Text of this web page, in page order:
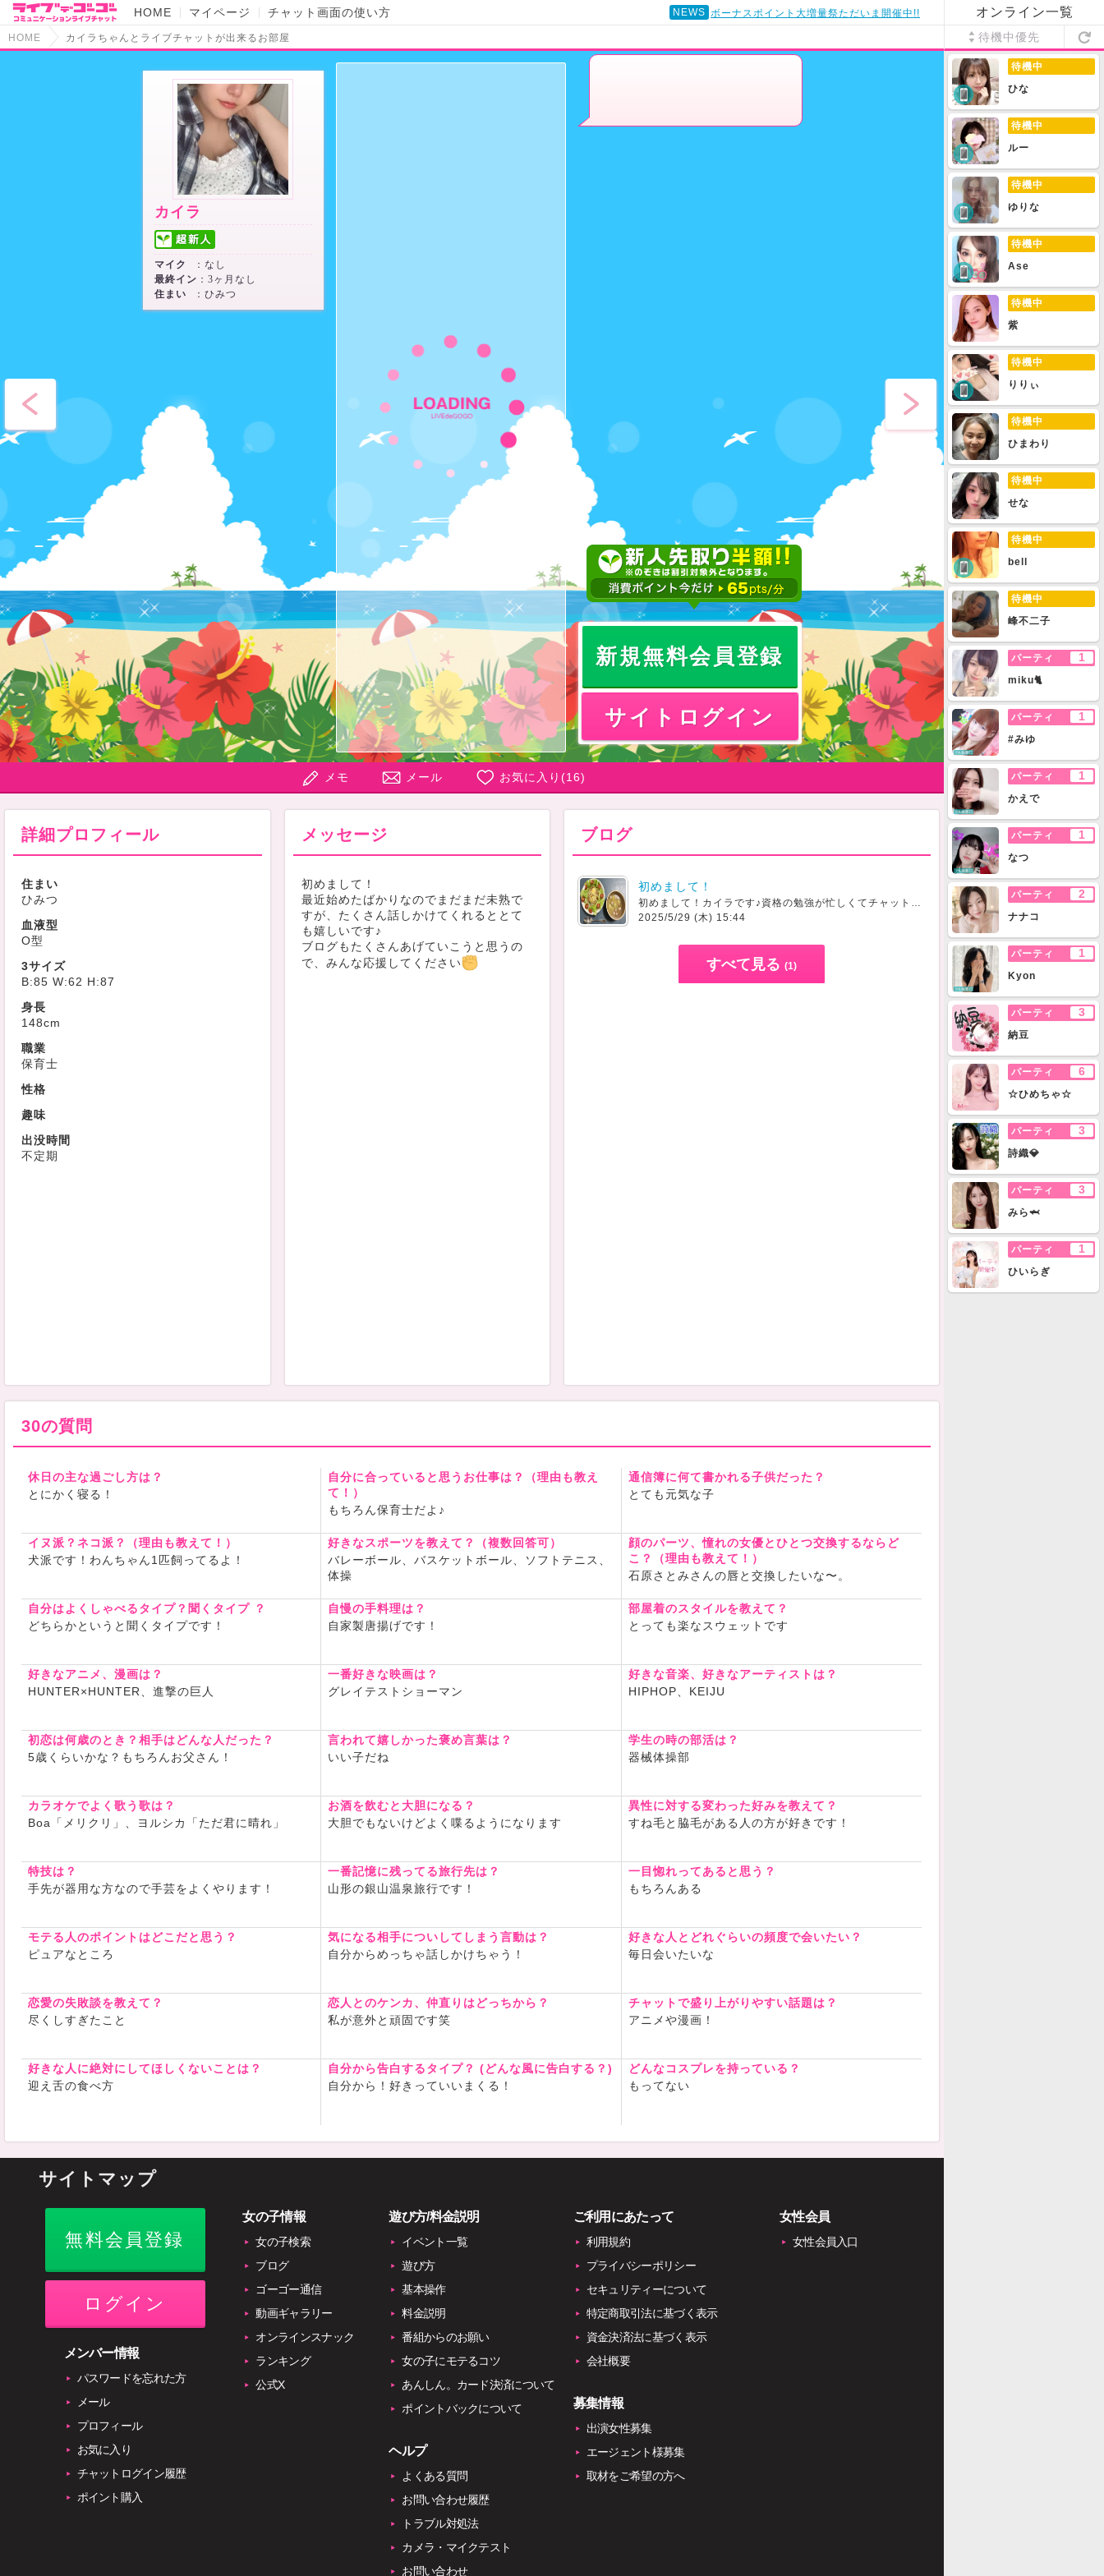
HOME マイページ チャット画面の使い方 NEWS ボーナスポイント大増量祭ただいま開催中!!
HOME カイラちゃんとライブチャットが出来るお部屋
カイラ
マイク
：なし
最終イン ：3ヶ月なし
住まい
：ひみつ
新規無料会員登録
サイトログイン
メモ メール お気に入り(16)
詳細プロフィール
住まい
ひみつ
血液型
O型
3サイズ
B:85 W:62 H:87
身長
148cm
職業
保育士
性格
趣味
出没時間
不定期
メッセージ
初めまして！
最近始めたばかりなのでまだまだ未熟で
すが、たくさん話しかけてくれるととて
も嬉しいです♪
ブログもたくさんあげていこうと思うの
で、みんな応援してください
ブログ
初めまして！
初めまして！カイラです♪資格の勉強が忙しくてチャットできてない
隙間時間にメールは返せ
2025/5/29 (木) 15:44
すべて見る (1)
30の質問
休日の主な過ごし方は？
とにかく寝る！
自分に合っていると思うお仕事は？（理由も教え
て！）
もちろん保育士だよ♪
通信簿に何て書かれる子供だった？
とても元気な子
イヌ派？ネコ派？（理由も教えて！）
犬派です！わんちゃん1匹飼ってるよ！
好きなスポーツを教えて？（複数回答可）
バレーボール、バスケットボール、ソフトテニス、
体操
顔のパーツ、憧れの女優とひとつ交換するならど
こ？（理由も教えて！）
石原さとみさんの唇と交換したいな〜。
自分はよくしゃべるタイプ？聞くタイプ ？
どちらかというと聞くタイプです！
自慢の手料理は？
自家製唐揚げです！
部屋着のスタイルを教えて？
とっても楽なスウェットです
好きなアニメ、漫画は？
HUNTER×HUNTER、進撃の巨人
一番好きな映画は？
グレイテストショーマン
好きな音楽、好きなアーティストは？
HIPHOP、KEIJU
初恋は何歳のとき？相手はどんな人だった？
5歳くらいかな？もちろんお父さん！
言われて嬉しかった褒め言葉は？
いい子だね
学生の時の部活は？
器械体操部
カラオケでよく歌う歌は？
Boa「メリクリ」、ヨルシカ「ただ君に晴れ」
お酒を飲むと大胆になる？
大胆でもないけどよく喋るようになります
異性に対する変わった好みを教えて？
すね毛と脇毛がある人の方が好きです！
特技は？
手先が器用な方なので手芸をよくやります！
一番記憶に残ってる旅行先は？
山形の銀山温泉旅行です！
一目惚れってあると思う？
もちろんある
モテる人のポイントはどこだと思う？
ピュアなところ
気になる相手についしてしまう言動は？
自分からめっちゃ話しかけちゃう！
好きな人とどれぐらいの頻度で会いたい？
毎日会いたいな
恋愛の失敗談を教えて？
尽くしすぎたこと
恋人とのケンカ、仲直りはどっちから？
私が意外と頑固です笑
チャットで盛り上がりやすい話題は？
アニメや漫画！
好きな人に絶対にしてほしくないことは？
迎え舌の食べ方
自分から告白するタイプ？ (どんな風に告白する？)
自分から！好きっていいまくる！
どんなコスプレを持っている？
もってない
サイトマップ
無料会員登録
ログイン
メンバー情報
パスワードを忘れた方
メール
プロフィール
お気に入り
チャットログイン履歴
ポイント購入
女の子情報
女の子検索
ブログ
ゴーゴー通信
動画ギャラリー
オンラインスナック
ランキング
公式X
遊び方/料金説明
イベント一覧
遊び方
基本操作
料金説明
番組からのお願い
女の子にモテるコツ
あんしん。カード決済について
ポイントバックについて
ヘルプ
よくある質問
お問い合わせ履歴
トラブル対処法
カメラ・マイクテスト
お問い合わせ
ご利用にあたって
利用規約
プライバシーポリシー
セキュリティーについて
特定商取引法に基づく表示
資金決済法に基づく表示
会社概要
募集情報
出演女性募集
エージェント様募集
取材をご希望の方へ
女性会員
女性会員入口
オンライン一覧
待機中優先
待機中
ひな
待機中
ルー
待機中
ゆりな
待機中
Ase
待機中
紫
待機中
りりぃ
待機中
ひまわり
待機中
せな
待機中
bell
待機中
峰不二子
パーティ 1
miku🐈
パーティ 1
#みゆ
パーティ 1
かえで
パーティ 1
なつ
パーティ 2
ナナコ
パーティ 1
Kyon
パーティ 3
納豆
パーティ 6
☆ひめちゃ☆
パーティ 3
詩織💎
パーティ 3
みら🦈
パーティ 1
ひいらぎ